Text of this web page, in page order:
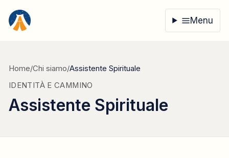
Menu
Home/Chi siamo/Assistente Spirituale
IDENTITÀ E CAMMINO
Assistente Spirituale